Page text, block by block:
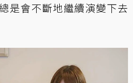
是會不斷地繼續演變下去